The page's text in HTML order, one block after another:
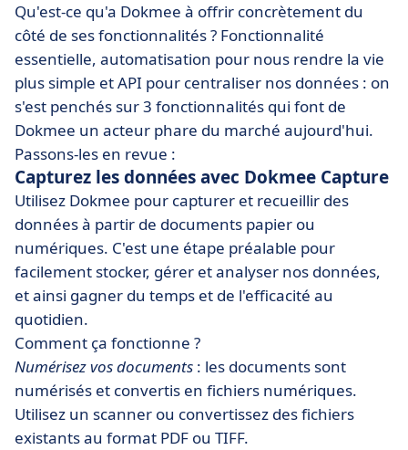
Qu'est-ce qu'a Dokmee à offrir concrètement du
côté de ses fonctionnalités ? Fonctionnalité
essentielle, automatisation pour nous rendre la vie
plus simple et API pour centraliser nos données : on
s'est penchés sur 3 fonctionnalités qui font de
Dokmee un acteur phare du marché aujourd'hui.
Passons-les en revue :
Capturez les données avec Dokmee Capture
Utilisez Dokmee pour capturer et recueillir des
données à partir de documents papier ou
numériques. C'est une étape préalable pour
facilement stocker, gérer et analyser nos données,
et ainsi gagner du temps et de l'efficacité au
quotidien.
Comment ça fonctionne ?
Numérisez vos documents : les documents sont
numérisés et convertis en fichiers numériques.
Utilisez un scanner ou convertissez des fichiers
existants au format PDF ou TIFF.